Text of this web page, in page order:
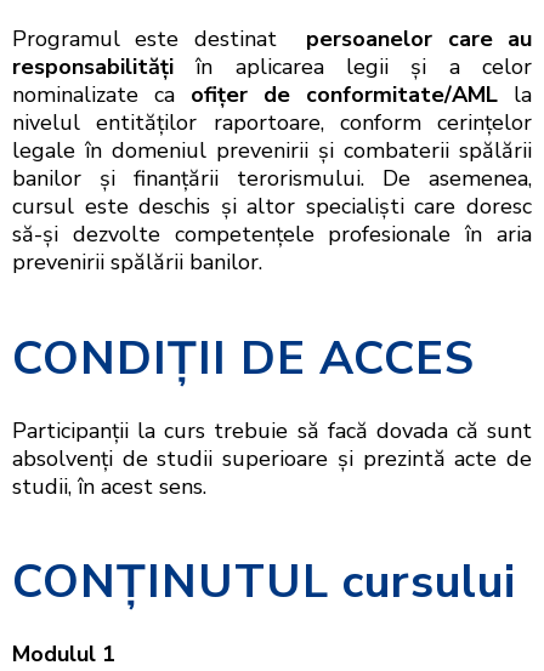
Programul este destinat persoanelor care au
responsabilitățiîn aplicarea legii şi a celor
nominalizate ca ofițer de conformitate/AML la
nivelul entităților raportoare, conform cerințelor
legale în domeniul prevenirii şi combaterii spălării
banilor şi finanţării terorismului. De asemenea,
cursul este deschis şi altor specialiști care doresc
să-şi dezvolte competențele profesionale în aria
prevenirii spălării banilor.
CONDIŢII DE ACCES
Participanții la curs trebuie să facă dovada că sunt
absolvenți de studii superioare şi prezintă acte de
studii, în acest sens.
CONŢINUTUL cursului
Modulul 1